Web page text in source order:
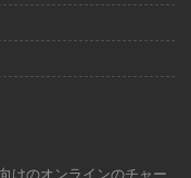
けのオンラインのチャー